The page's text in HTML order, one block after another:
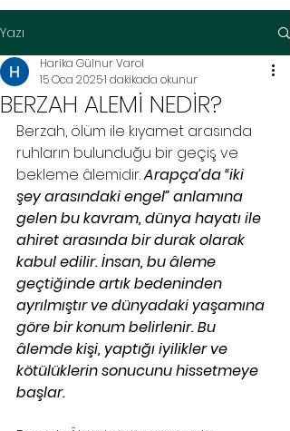
Yazı
BERZAH ALEMİ NEDİR?
Harika Gülnur Varol
15 Oca 20251 dakikada okunur
Berzah, ölüm ile kıyamet arasında
ruhların bulunduğu bir geçiş ve
bekleme âlemidir. Arapça’da “iki
şey arasındaki engel” anlamına
gelen bu kavram, dünya hayatı ile
ahiret arasında bir durak olarak
kabul edilir. İnsan, bu âleme
geçtiğinde artık bedeninden
ayrılmıştır ve dünyadaki yaşamına
göre bir konum belirlenir. Bu
âlemde kişi, yaptığı iyilikler ve
kötülüklerin sonucunu hissetmeye
başlar.